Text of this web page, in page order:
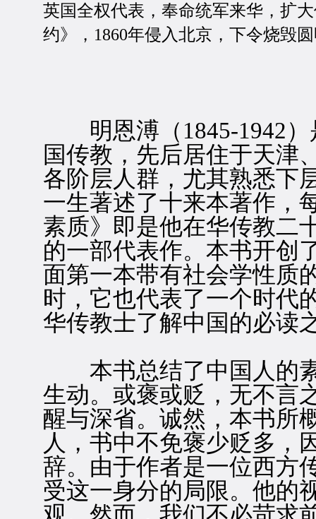
英国全权代表，奉命统军来华，扩
约》，1860年侵入北京，下令烧毁
明恩溥（1845-1942）
国传教，先后居住于天津
各阶层人群，尤其熟悉下
一生著述了十来本著作，
素质》即是他在华传教二
的一部代表作。本书开创
面第一本带有社会学性质
时，它也代表了一个时代
华传教士了解中国的必读
本书总结了中国人的素
生动。或褒或贬，无不言
醒与深省。诚然，本书所
人，书中不免褒少贬多，
辞。由于作者是一位西方
受这一身分的局限。他的